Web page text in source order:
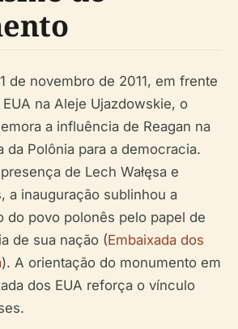
de novembro de 2011, em frente
na Aleje Ujazdowskie, o
a influência de Reagan na
da Polônia para a democracia.
de Lech Wałęsa e
a inauguração sublinhou a
do povo polonês pelo papel de
de sua nação (Embaixada dos
). A orientação do monumento em
dos EUA reforça o vínculo